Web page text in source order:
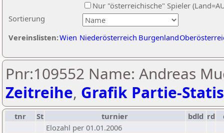
Sortierung
Nur "österreichische" Spieler
Vereinslisten:Wien Niederösterreich Burgenland
Pnr:109552 Name: Andreas
Zeitreihe, Grafik Partie-
tnr St turnier bdld rd
Elozahl per 01.01.2006